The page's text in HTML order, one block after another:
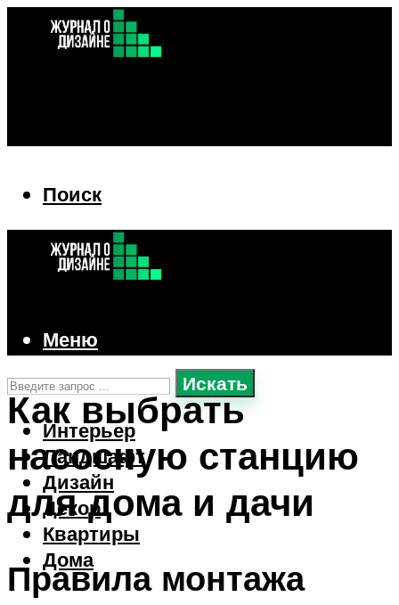
Поиск
Искать
Интерьер
Ландшафт
Дизайн
Декор
Квартиры
Дома
Меню
Как выбрать
насосную станцию
для дома и дачи
Правила монтажа